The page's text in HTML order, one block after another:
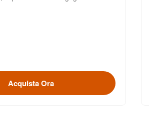
Acquista Ora